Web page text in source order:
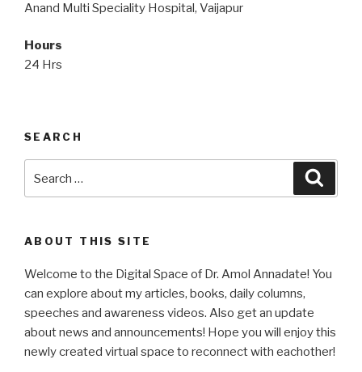
Anand Multi Speciality Hospital, Vaijapur
Hours
24 Hrs
SEARCH
for:
ABOUT THIS SITE
Welcome to the Digital Space of Dr. Amol Annadate! You
can explore about my articles, books, daily columns,
speeches and awareness videos. Also get an update
about news and announcements! Hope you will enjoy this
newly created virtual space to reconnect with eachother!